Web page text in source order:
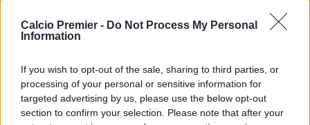
Calcio Premier - Do Not Process My Personal
Information
If you wish to opt-out of the sale, sharing to third parties, or
processing of your personal or sensitive information for
targeted advertising by us, please use the below opt-out
section to confirm your selection. Please note that after your
della prossima stagione e, secondo quanto riportato da
The Athletic , avrebbe avviato i contatti con ilClub Brugge
perChristos Tzolis , attaccante greco protagonista di una
stagione straordinaria in Belgio.